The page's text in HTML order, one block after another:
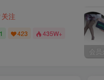
关注
423 435W+